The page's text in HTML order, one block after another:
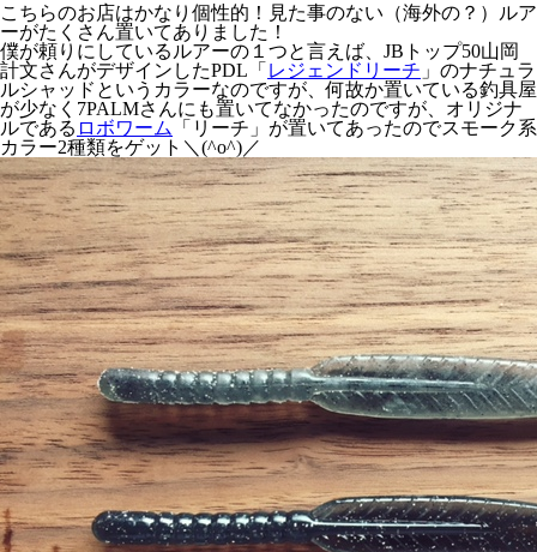
こちらのお店はかなり個性的！見た事のない（海外の？）ルア
ーがたくさん置いてありました！
僕が頼りにしているルアーの１つと言えば、JBトップ50山岡
計文さんがデザインしたPDL「 レジェンドリーチ 」のナチュラ
ルシャッドというカラーなのですが、何故か置いている釣具屋
が少なく7PALMさんにも置いてなかったのですが、オリジナ
ルである ロボワーム
「リーチ」が置いてあったのでスモーク系
カラー2種類をゲット＼(^o^)／